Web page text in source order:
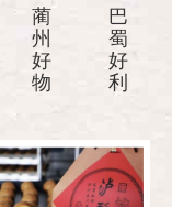
蔺
州
好
物
巴
蜀
好
利